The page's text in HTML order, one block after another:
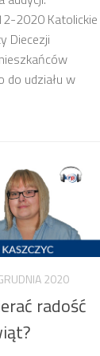
2020 Katolickie
Diecezji
do udziału w
2020
radość